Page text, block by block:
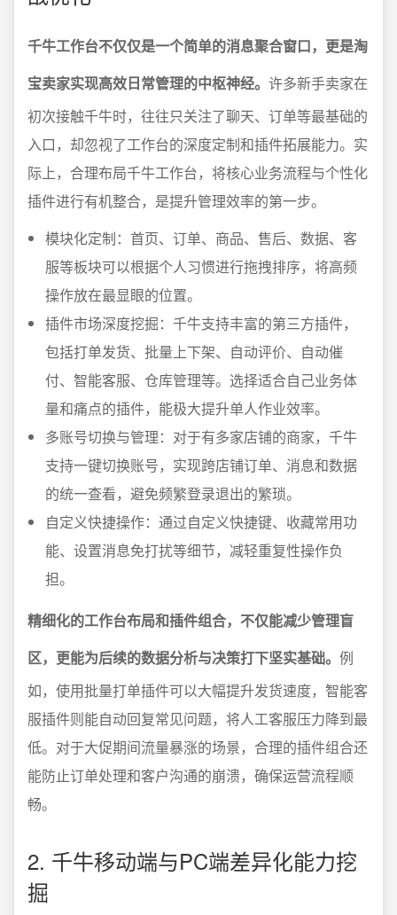
千牛工作台不仅仅是一个简单的消息聚合窗口，更是淘
宝卖家实现高效日常管理的中枢神经。 许多新手卖家在
初次接触千牛时，往往只关注了聊天、订单等最基础的
入口，却忽视了工作台的深度定制和插件拓展能力。实
际上，合理布局千牛工作台，将核心业务流程与个性化
插件进行有机整合，是提升管理效率的第一步。
模块化定制：首页、订单、商品、售后、数据、客
服等板块可以根据个人习惯进行拖拽排序，将高频
操作放在最显眼的位置。
插件市场深度挖掘：千牛支持丰富的第三方插件，
包括打单发货、批量上下架、自动评价、自动催
付、智能客服、仓库管理等。选择适合自己业务体
量和痛点的插件，能极大提升单人作业效率。
多账号切换与管理：对于有多家店铺的商家，千牛
支持一键切换账号，实现跨店铺订单、消息和数据
的统一查看，避免频繁登录退出的繁琐。
自定义快捷操作：通过自定义快捷键、收藏常用功
能、设置消息免打扰等细节，减轻重复性操作负
担。
精细化的工作台布局和插件组合，不仅能减少管理盲
区，更能为后续的数据分析与决策打下坚实基础。 例
如，使用批量打单插件可以大幅提升发货速度，智能客
服插件则能自动回复常见问题，将人工客服压力降到最
低。对于大促期间流量暴涨的场景，合理的插件组合还
能防止订单处理和客户沟通的崩溃，确保运营流程顺
畅。
2. 千牛移动端与PC端差异化能力挖
掘